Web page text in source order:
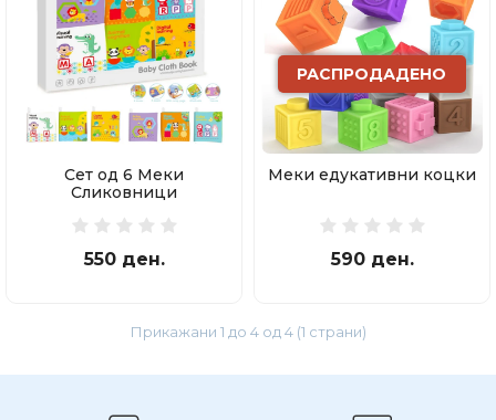
Сет од 6 Меки
Сликовници
550 ден.
РАСПРОДАДЕНО
Меки едукативни коцки
590 ден.
Прикажани 1 до 4 од 4 (1 страни)